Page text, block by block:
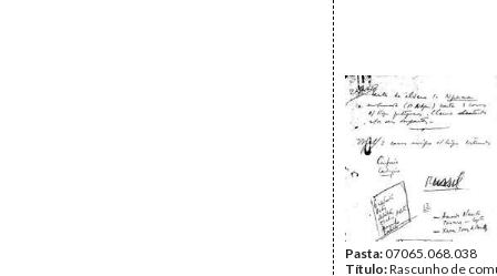
Pasta:07065.068.038
Título:Rascunho de